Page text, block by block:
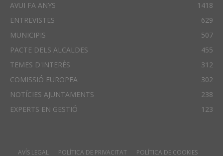
AVUI FA ANYS
1418
ENTREVISTES
629
MUNICIPIS
507
PACTE DELS ALCALDES
455
TEMES D'INTERÈS
312
COMISSIÓ EUROPEA
302
NOTÍCIES AJUNTAMENTS
238
EXPERTS EN GESTIÓ
123
AVÍS LEGAL POLÍTICA DE PRIVACITAT POLÍTICA DE COOKIES